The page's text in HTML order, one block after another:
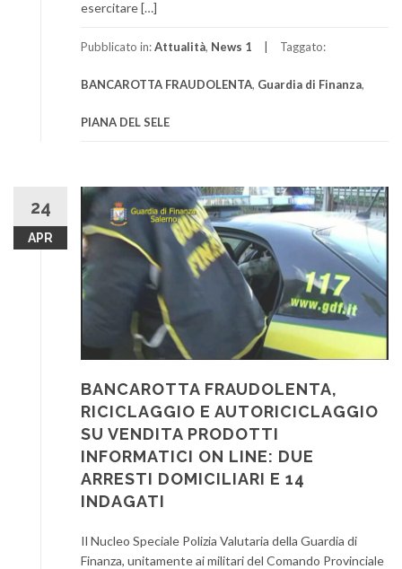
esercitare […]
Pubblicato in:Attualità, News 1 Taggato:
BANCAROTTA FRAUDOLENTA, Guardia di Finanza,
PIANA DEL SELE
24
APR
BANCAROTTA FRAUDOLENTA,
RICICLAGGIO E AUTORICICLAGGIO
SU VENDITA PRODOTTI
INFORMATICI ON LINE: DUE
ARRESTI DOMICILIARI E 14
INDAGATI
Il Nucleo Speciale Polizia Valutaria della Guardia di
Finanza, unitamente ai militari del Comando Provinciale